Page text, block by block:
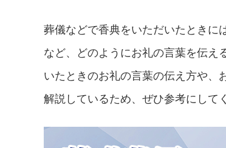
葬儀などで香典をいただいたときに
など、どのようにお礼の言葉を伝え
いたときのお礼の言葉の伝え方や、
解説しているため、ぜひ参考にして